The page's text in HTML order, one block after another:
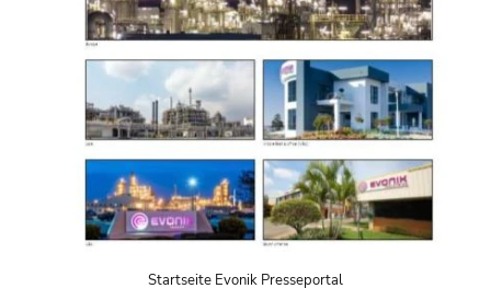
Startseite Evonik Presseportal